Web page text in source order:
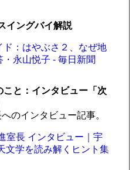
イングバイ解説
ド：はやぶさ２、なぜ地
永山悦子 - 毎日新聞
こと：インタビュー「次
のインタビュー記事。
室長 インタビュー｜宇
文学を読み解くヒント集